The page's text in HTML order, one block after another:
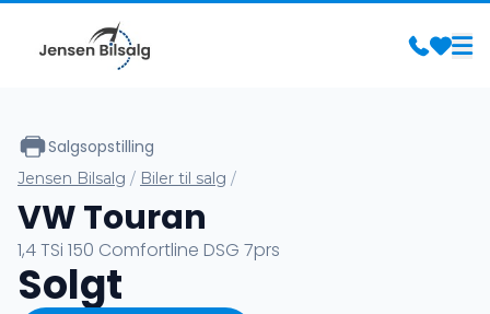
Salgsopstilling
Jensen Bilsalg / Biler til salg /
VW Touran
1,4 TSi 150 Comfortline DSG 7prs
Solgt